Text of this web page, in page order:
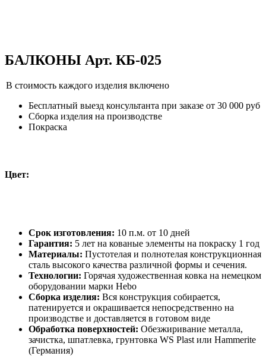
БАЛКОНЫ Арт. КБ-025
В стоимость каждого изделия включено
Бесплатный выезд консультанта при заказе от 30 000 руб
Сборка изделия на производстве
Покраска
Цвет:
Срок изготовления: 10 п.м. от 10 дней
Гарантия: 5 лет на кованые элементы на покраску 1 год
Материалы: Пустотелая и полнотелая конструкционная
сталь высокого качества различной формы и сечения.
Технологии: Горячая художественная ковка на немецком
оборудовании марки Hebo
Сборка изделия: Вся конструкция собирается,
патенируется и окрашивается непосредственно на
производстве и доставляется в готовом виде
Обработка поверхностей: Обезжиривание металла,
зачистка, шпатлевка, грунтовка WS Plast или Hammerite
(Германия)